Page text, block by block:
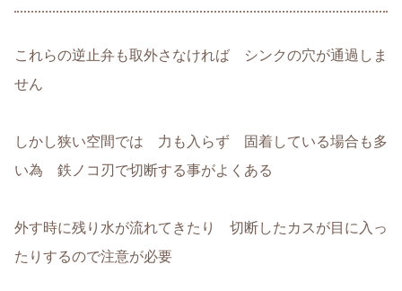
これらの逆止弁も取外さなければ シンクの穴が通過しま
せん
しかし狭い空間では 力も入らず 固着している場合も多
い為 鉄ノコ刃で切断する事がよくある
外す時に残り水が流れてきたり 切断したカスが目に入っ
たりするので注意が必要